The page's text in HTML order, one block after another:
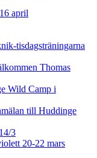
april
tisdagsträningarna
Thomas
Wild Camp i
till Huddinge
3
20-22 mars